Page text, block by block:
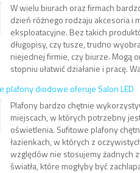
W wielu biurach oraz firmach
dzień różnego rodzaju akcesoria i
eksploatacyjne. Bez takich
długopisy, czy tusze, trudno
niejednej firmie, czy biurze. Mogą
stopniu ułatwić działanie i pracę.
plafony diodowe oferuje Salon LED
Plafony bardzo chętnie
miejscach, w których potrzebny
oświetlenia. Sufitowe plafony
łazienkach, w których z
względów nie stosujemy żadnych
światła, które mogłyby być